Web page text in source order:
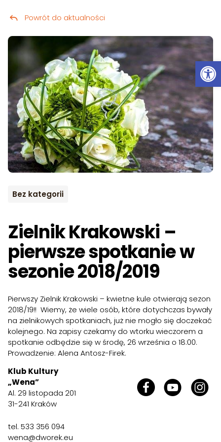
Przeskocz do treści
Bez kategorii
Zielnik Krakowski –
pierwsze spotkanie w
sezonie 2018/2019
Powrót do aktualności
Pierwszy Zielnik Krakowski – kwietne kule otwierają sezon
2018/19!! Wiemy, że wiele osób, które dotychczas bywały
na zielnikowych spotkaniach, już nie mogło się doczekać
kolejnego. Na zapisy czekamy do wtorku wieczorem a
spotkanie odbędzie się w środę, 26 września o 18:00.
Prowadzenie: Alena Antosz-Firek.
Klub Kultury
„Wena”
Al. 29 listopada 201
31-241 Kraków
tel. 533 356 094
wena@dworek.eu